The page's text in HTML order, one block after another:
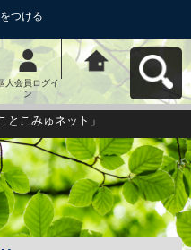
つける
人会員ログイ
ン
江東区コミュニ
ティ活動支援サ
イト「ことこみ
ゅネット」へ戻
る
こみゅネット」